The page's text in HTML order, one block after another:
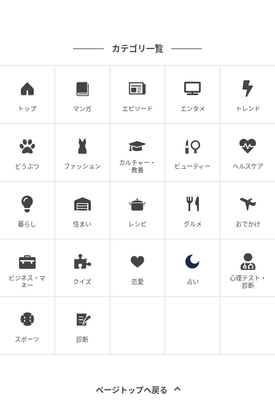
カテゴリ一覧
トップ マンガ エピソード エンタメ トレンド
どうぶつ ファッション
カルチャー・
教養
ビューティー ヘルスケア
暮らし 住まい レシピ グルメ おでかけ
ビジネス・マ
ネー
クイズ 恋愛 占い
心理テスト・
診断
スポーツ 診断
ページトップへ戻る